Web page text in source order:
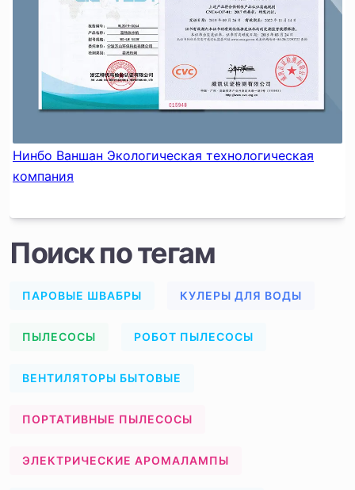
Нинбо Ваншан Экологическая технологическая
компания
Поиск по тегам
ПАРОВЫЕ ШВАБРЫ КУЛЕРЫ ДЛЯ ВОДЫ
ПЫЛЕСОСЫ РОБОТ ПЫЛЕСОСЫ
ВЕНТИЛЯТОРЫ БЫТОВЫЕ
ПОРТАТИВНЫЕ ПЫЛЕСОСЫ
ЭЛЕКТРИЧЕСКИЕ АРОМАЛАМПЫ